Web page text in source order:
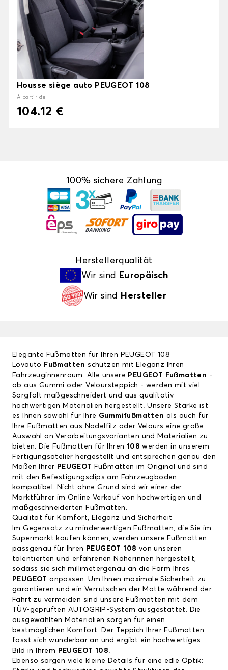
Housse siège auto PEUGEOT 108
À partir de
104.12 €
100% sichere Zahlung
Herstellerqualität
Wir sind
Europäisch
Wir sind Hersteller
Elegante Fußmatten für Ihren PEUGEOT 108
Lovauto Fußmatten schützen mit Eleganz Ihren
Fahrzeuginnenraum. Alle unsere PEUGEOT Fußmatten -
ob aus Gummi oder Veloursteppich - werden mit viel
Sorgfalt maßgeschneidert und aus qualitativ
hochwertigen Materialien hergestellt. Unsere Stärke ist
es Ihnen sowohl für Ihre Gummifußmatten als auch für
Ihre Fußmatten aus Nadelfilz oder Velours eine große
Auswahl an Verarbeitungsvarianten und Materialien zu
bieten. Die Fußmatten für Ihren 108werden in unserem
Fertigungsatelier hergestellt und entsprechen genau den
Maßen Ihrer PEUGEOT Fußmatten im Original und sind
mit den Befestigungsclips am Fahrzeugboden
kompatibel. Nicht ohne Grund sind wir einer der
Marktführer im Online Verkauf von hochwertigen und
maßgeschneiderten Fußmatten.
Qualität für Komfort, Eleganz und Sicherheit
Im Gegensatz zu minderwertigen Fußmatten, die Sie im
Supermarkt kaufen können, werden unsere Fußmatten
passgenau für Ihren PEUGEOT 108 von unseren
talentierten und erfahrenen Näherinnen hergestellt,
sodass sie sich millimetergenau an die Form Ihres
PEUGEOTanpassen. Um Ihnen maximale Sicherheit zu
garantieren und ein Verrutschen der Matte während der
Fahrt zu vermeiden sind unsere Fußmatten mit dem
TÜV-geprüften AUTOGRIP-System ausgestattet. Die
ausgewählten Materialien sorgen für einen
bestmöglichen Komfort. Der Teppich Ihrer Fußmatten
fasst sich wunderbar an und ergibt ein hochwertiges
Bild in Ihrem PEUGEOT 108.
Ebenso sorgen viele kleine Details für eine edle Optik: